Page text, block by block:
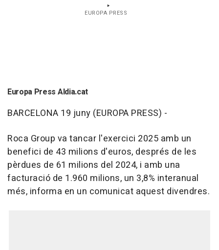
EUROPA PRESS
Europa Press Aldia.cat
BARCELONA 19 juny (EUROPA PRESS) -
Roca Group va tancar l'exercici 2025 amb un
benefici de 43 milions d'euros, després de les
pèrdues de 61 milions del 2024, i amb una
facturació de 1.960 milions, un 3,8% interanual
més, informa en un comunicat aquest divendres.